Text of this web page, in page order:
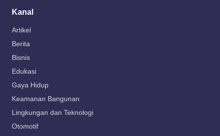
Kanal
Artikel
Berita
Bisnis
Edukasi
Gaya Hidup
Keamanan Bangunan
Lingkungan dan Teknologi
Otomotif